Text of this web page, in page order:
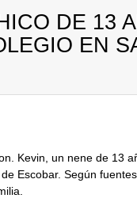
DE 13
EN
Kevin, un nene de 13
Escobar. Según